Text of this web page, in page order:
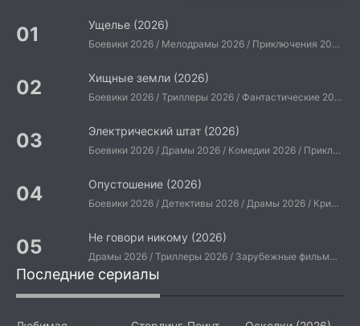
Ущелье (2026)
Боевики 2026 / Мелодрамы 2026 / Приключения 2026 / Ужасы 2026 / Фантастические 2026 / Зарубежные фильмы 2026 / Американские фильмы / Фильмы 2026
Хищные земли (2026)
Боевики 2026 / Триллеры 2026 / Фантастические 2026 / Зарубежные фильмы 2026 / Американские фильмы / Фильмы 2026
Электрический штат (2026)
Боевики 2026 / Драмы 2026 / Комедии 2026 / Приключения 2026 / Фантастические 2026 / Зарубежные фильмы 2026 / Американские фильмы / Фильмы 2026
Опустошение (2026)
Боевики 2026 / Детективы 2026 / Драмы 2026 / Криминальные фильмы 2026 / Триллеры 2026 / Зарубежные фильмы 2026 / Американские фильмы / Фильмы 2026
Не говори никому (2026)
Драмы 2026 / Триллеры 2026 / Зарубежные фильмы 2026 / Американские фильмы / Фильмы 2026
Последние сериалы